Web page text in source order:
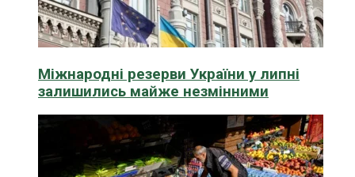
Міжнародні резерви України у липні
залишились майже незмінними